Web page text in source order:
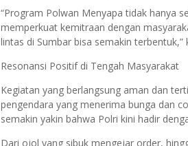
“Program Polwan Menyapa tidak hanya
memperkuat kemitraan dengan
lintas di Sumbar bisa semakin terbentuk,”
Resonansi Positif di Tengah Masyarakat
Kegiatan yang berlangsung aman dan
pengendara yang menerima bunga dan
semakin yakin bahwa Polri kini hadir
Dari ojol yang sibuk mengejar order,